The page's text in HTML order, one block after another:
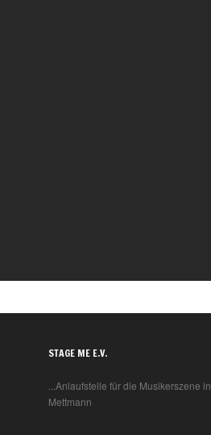
STAGE ME E.V.
...Anlaufstelle für die Musikerszene in
Mettmann